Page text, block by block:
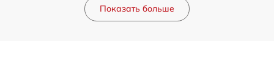
Показать больше